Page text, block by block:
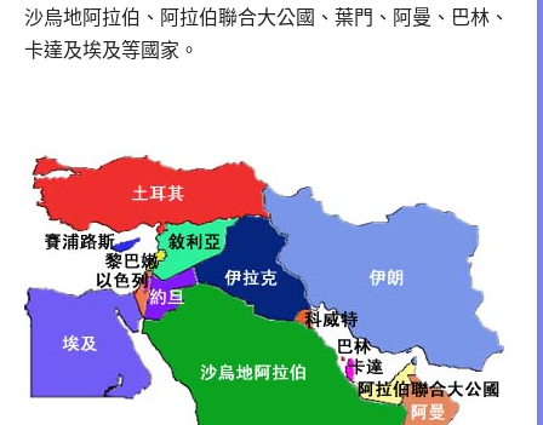
沙烏地阿拉伯、阿拉伯聯合大公國、葉門、阿曼、巴林、
卡達及埃及等國家。